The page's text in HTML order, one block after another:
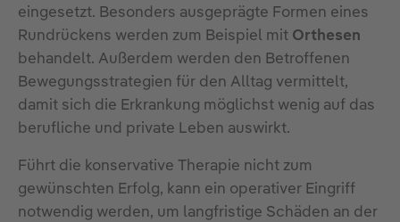
eingesetzt. Besonders ausgeprägte Formen eines
Rundrückens werden zum Beispiel mit Orthesen
behandelt. Außerdem werden den Betroffenen
Bewegungsstrategien für den Alltag vermittelt,
damit sich die Erkrankung möglichst wenig auf das
berufliche und private Leben auswirkt.
Führt die konservative Therapie nicht zum
gewünschten Erfolg, kann ein operativer Eingriff
notwendig werden, um langfristige Schäden an der